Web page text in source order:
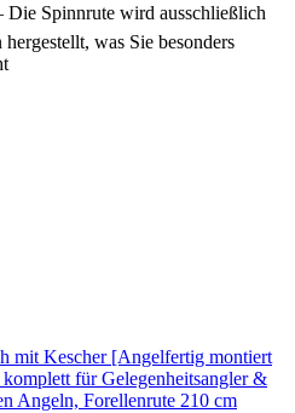
Spinnrute wird ausschließlich
was Sie besonders
mit Kescher [Angelfertig montiert
für Gelegenheitsangler &
Angeln, Forellenrute 210 cm